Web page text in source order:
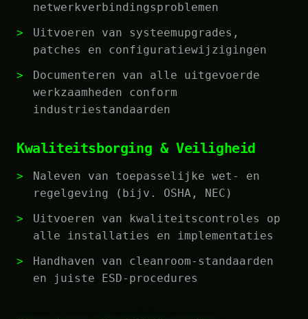
netwerkverbindingsproblemen
Uitvoeren van systeemupgrades,
patches en configuratiewijzigingen
Documenteren van alle uitgevoerde
werkzaamheden conform
industriestandaarden
Kwaliteitsborging & Veiligheid
Naleven van toepasselijke wet- en
regelgeving (bijv. OSHA, NEC)
Uitvoeren van kwaliteitscontroles op
alle installaties en implementaties
Handhaven van cleanroom-standaarden
en juiste ESD-procedures